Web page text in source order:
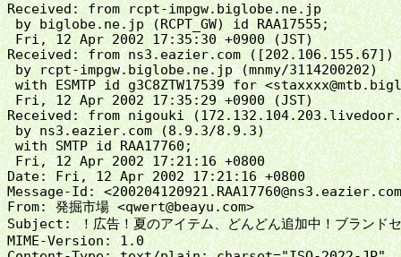
Received: from rcpt-impgw.biglobe.ne.jp
by biglobe.ne.jp (RCPT_GW) id RAA17555;
Fri, 12 Apr 2002 17:35:30 +0900 (JST)
Received: from ns3.eazier.com ([202.106.155.67])
by rcpt-impgw.biglobe.ne.jp (mnmy/3114200202)
with ESMTP id g3C8ZTW17539 for
Fri, 12 Apr 2002 17:35:29 +0900 (JST)
Received: from nigouki
by ns3.eazier.com (8.9.3/8.9.3)
with SMTP id RAA17760;
Fri, 12 Apr 2002 17:21:16 +0800
Date: Fri, 12 Apr 2002 17:21:16 +0800
Message-Id:
From: 発掘市場 <qwert@beayu.com>
Subject: ！広告！夏のアイテム、どんどん追加中！ブランド
MIME-Version: 1.0